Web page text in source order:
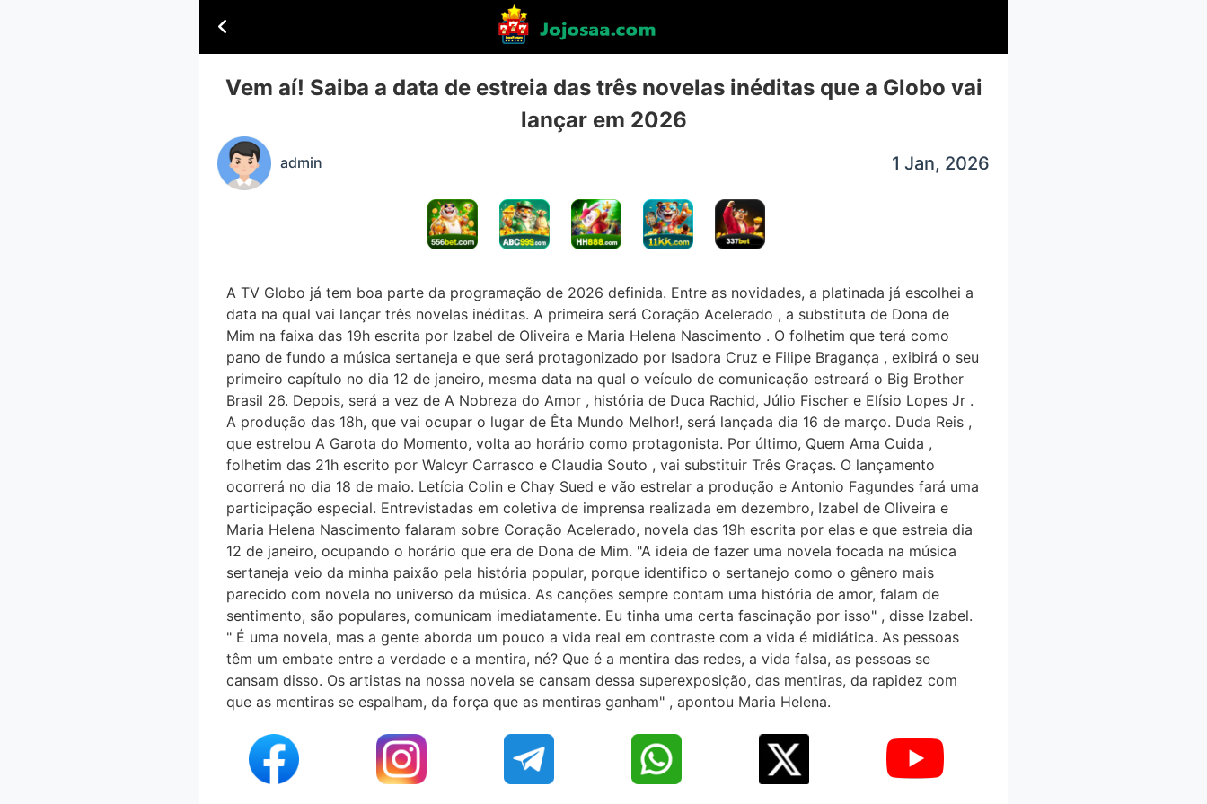
Vem aí! Saiba a data de estreia das três novelas inéditas que a Globo vai
lançar em 2026
admin 1 Jan, 2026
A TV Globo já tem boa parte da programação de 2026 definida. Entre as novidades, a platinada já escolhei a
data na qual vai lançar três novelas inéditas. A primeira será Coração Acelerado , a substituta de Dona de
Mim na faixa das 19h escrita por Izabel de Oliveira e Maria Helena Nascimento . O folhetim que terá como
pano de fundo a música sertaneja e que será protagonizado por Isadora Cruz e Filipe Bragança , exibirá o seu
primeiro capítulo no dia 12 de janeiro, mesma data na qual o veículo de comunicação estreará o Big Brother
Brasil 26. Depois, será a vez de A Nobreza do Amor , história de Duca Rachid, Júlio Fischer e Elísio Lopes Jr .
A produção das 18h, que vai ocupar o lugar de Êta Mundo Melhor!, será lançada dia 16 de março. Duda Reis ,
que estrelou A Garota do Momento, volta ao horário como protagonista. Por último, Quem Ama Cuida ,
folhetim das 21h escrito por Walcyr Carrasco e Claudia Souto , vai substituir Três Graças. O lançamento
ocorrerá no dia 18 de maio. Letícia Colin e Chay Sued e vão estrelar a produção e Antonio Fagundes fará uma
participação especial. Entrevistadas em coletiva de imprensa realizada em dezembro, Izabel de Oliveira e
Maria Helena Nascimento falaram sobre Coração Acelerado, novela das 19h escrita por elas e que estreia dia
12 de janeiro, ocupando o horário que era de Dona de Mim. "A ideia de fazer uma novela focada na música
sertaneja veio da minha paixão pela história popular, porque identifico o sertanejo como o gênero mais
parecido com novela no universo da música. As canções sempre contam uma história de amor, falam de
sentimento, são populares, comunicam imediatamente. Eu tinha uma certa fascinação por isso" , disse Izabel.
" É uma novela, mas a gente aborda um pouco a vida real em contraste com a vida é midiática. As pessoas
têm um embate entre a verdade e a mentira, né? Que é a mentira das redes, a vida falsa, as pessoas se
cansam disso. Os artistas na nossa novela se cansam dessa superexposição, das mentiras, da rapidez com
que as mentiras se espalham, da força que as mentiras ganham" , apontou Maria Helena.